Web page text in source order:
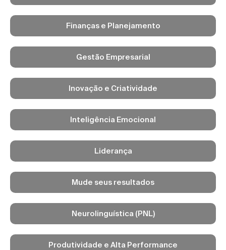
Finanças e Planejamento
Gestão Empresarial
Inovação e Criatividade
Inteligência Emocional
Liderança
Mude seus resultados
Neurolinguística (PNL)
Produtividade e Alta Performance